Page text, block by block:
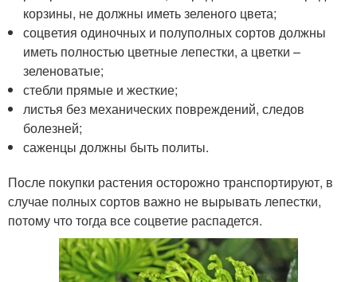
корзины, не должны иметь зеленого цвета;
соцветия одиночных и полуполных сортов должны
иметь полностью цветные лепестки, а цветки –
зеленоватые;
стебли прямые и жесткие;
листья без механических повреждений, следов
болезней;
саженцы должны быть политы.
После покупки растения осторожно транспортируют, в
случае полных сортов важно не вырывать лепестки,
потому что тогда все соцветие распадется.